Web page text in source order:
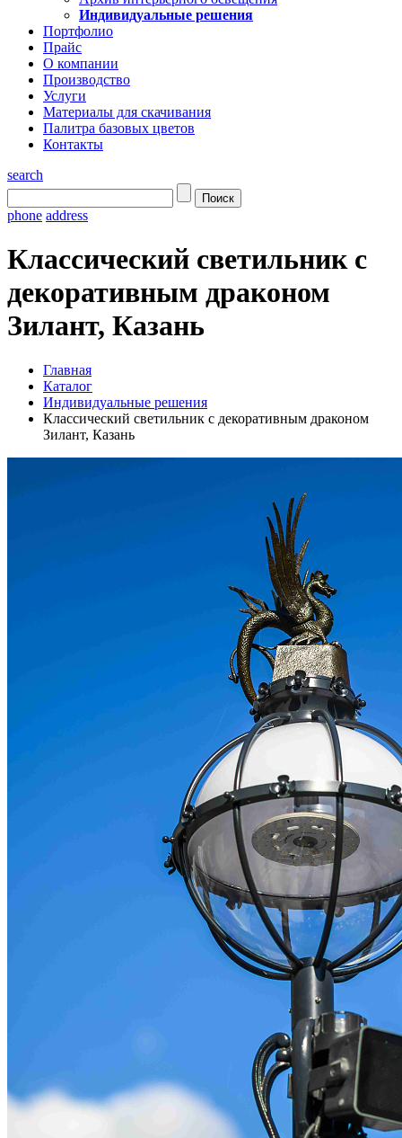
Индивидуальные решения
Портфолио
Прайс
О компании
Производство
Услуги
Материалы для скачивания
Палитра базовых цветов
Контакты
search
phone address
Классический светильник с
декоративным драконом
Зилант, Казань
Главная
Каталог
Индивидуальные решения
Классический светильник с декоративным драконом
Зилант, Казань